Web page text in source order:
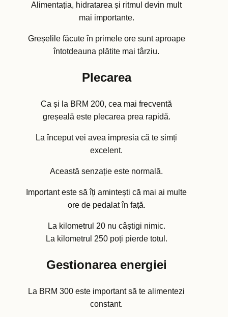
Alimentația, hidratarea și ritmul devin mult
mai importante.
Greșelile făcute în primele ore sunt aproape
întotdeauna plătite mai târziu.
Plecarea
Ca și la BRM 200, cea mai frecventă
greșeală este plecarea prea rapidă.
La început vei avea impresia că te simți
excelent.
Această senzație este normală.
Important este să îți amintești că mai ai multe
ore de pedalat în față.
La kilometrul 20 nu câștigi nimic.
La kilometrul 250 poți pierde totul.
Gestionarea energiei
La BRM 300 este important să te alimentezi
constant.